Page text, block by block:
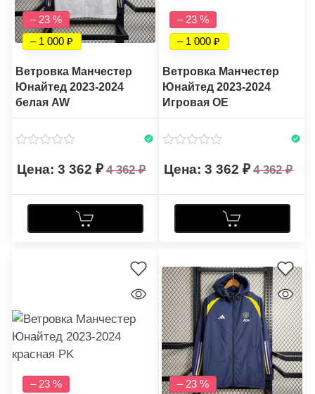
– 23 %
– 1 000
Ветровка Манчестер
Юнайтед 2023-2024
белая AW
3 362 4 362
– 23 %
– 1 000
Ветровка Манчестер
Юнайтед 2023-2024
Игровая OE
3 362 4 362
– 23 %
– 23 %